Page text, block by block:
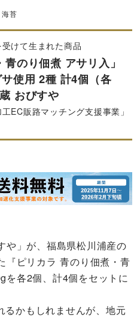
海苔
けて生まれた商品
のり佃煮 アサリ入」
使用 2種 計4個（各
おびすや
EC販路マッチング支援事業」
や」が、福島県松川浦産の
『ピリカラ 青のり佃煮・青
各2個、計4個をセットに
かもしれませんが、地元